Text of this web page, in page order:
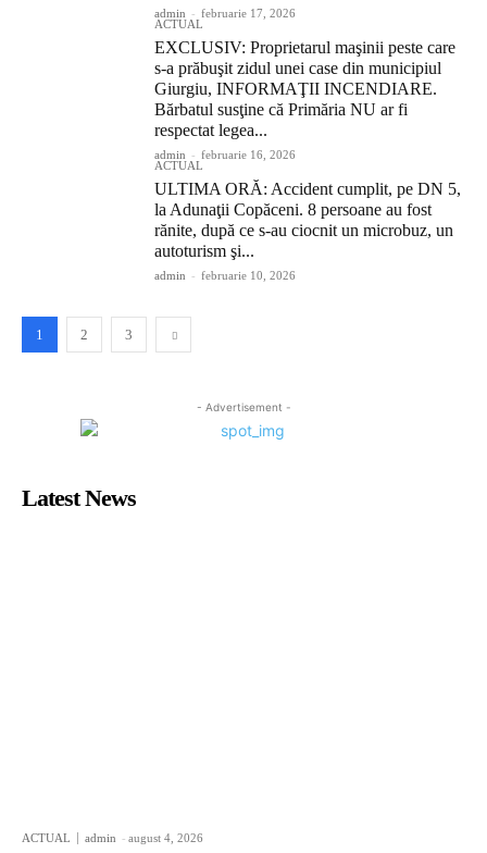
admin - februarie 17, 2026
ACTUAL
EXCLUSIV: Proprietarul maşinii peste care
s-a prăbuşit zidul unei case din municipiul
Giurgiu, INFORMAŢII INCENDIARE.
Bărbatul susţine că Primăria NU ar fi
respectat legea...
admin - februarie 16, 2026
ACTUAL
ULTIMA ORĂ: Accident cumplit, pe DN 5,
la Adunaţii Copăceni. 8 persoane au fost
rănite, după ce s-au ciocnit un microbuz, un
autoturism şi...
admin - februarie 10, 2026
1 2 3
- Advertisement -
Latest News
ACTUAL admin - august 4, 2026